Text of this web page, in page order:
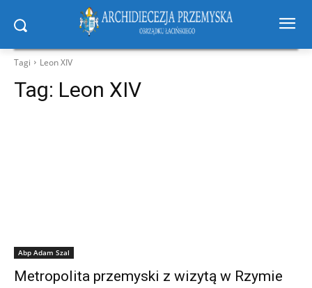
Tagi Leon XIV
Tag: Leon XIV
Abp Adam Szal
Metropolita przemyski z wizytą w Rzymie